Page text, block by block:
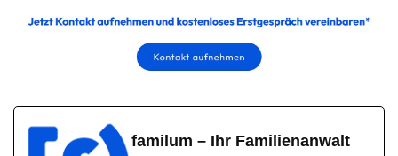
familum – Ihr Familienanwalt